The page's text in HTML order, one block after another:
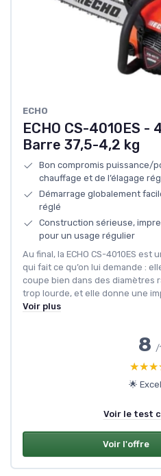
ECHO
ECHO CS-4010ES -
Barre 37,5-4,2 kg
Bon compromis puissance/
chauffage et de l’élagage
Démarrage globalement
réglé
Construction sérieuse,
pour un usage régulier
Au final, la ECHO CS-4010ES
qui fait ce qu’on lui demande :
coupe bien dans des diamètres
trop lourde, et elle donne une
Voir plus
8 /
🌟
Voir le test
Voir l'offre